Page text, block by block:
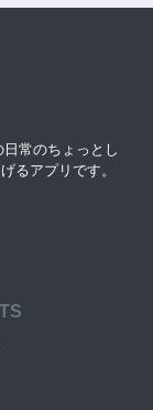
常のちょっとし
るアプリです。